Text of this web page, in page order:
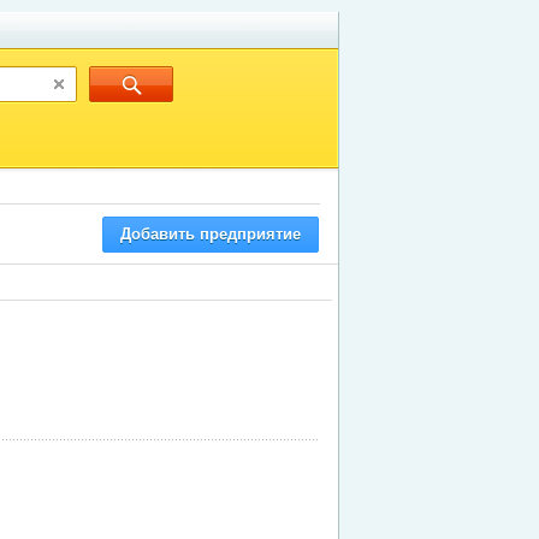
Добавить предприятие